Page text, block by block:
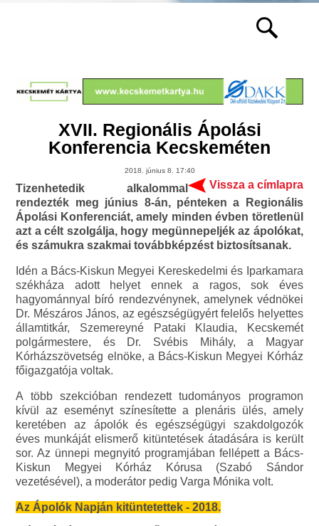
XVII. Regionális Ápolási
Konferencia Kecskeméten
2018. június 8. 17:40
Vissza a címlapra
Tizenhetedik alkalommal
rendezték meg június 8-án, pénteken a Regionális
Ápolási Konferenciát, amely minden évben töretlenül
azt a célt szolgálja, hogy megünnepeljék az ápolókat,
és számukra szakmai továbbképzést biztosítsanak.
Idén a Bács-Kiskun Megyei Kereskedelmi és Iparkamara
székháza adott helyet ennek a ragos, sok éves
hagyománnyal bíró rendezvénynek, amelynek védnökei
Dr. Mészáros János, az egészségügyért felelős helyettes
államtitkár, Szemereyné Pataki Klaudia, Kecskemét
polgármestere, és Dr. Svébis Mihály, a Magyar
Kórházszövetség elnöke, a Bács-Kiskun Megyei Kórház
főigazgatója voltak.
A több szekcióban rendezett tudományos programon
kívül az eseményt színesítette a plenáris ülés, amely
keretében az ápolók és egészségügyi szakdolgozók
éves munkáját elismerő kitüntetések átadására is került
sor. Az ünnepi megnyitó programjában fellépett a Bács-
Kiskun Megyei Kórház Kórusa (Szabó Sándor
vezetésével), a moderátor pedig Varga Mónika volt.
Az Ápolók Napján kitüntetettek - 2018.